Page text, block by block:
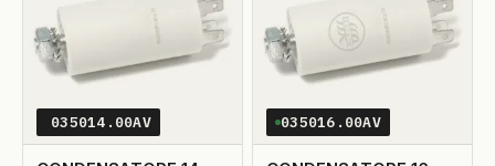
035014.00AV 035016.00AV